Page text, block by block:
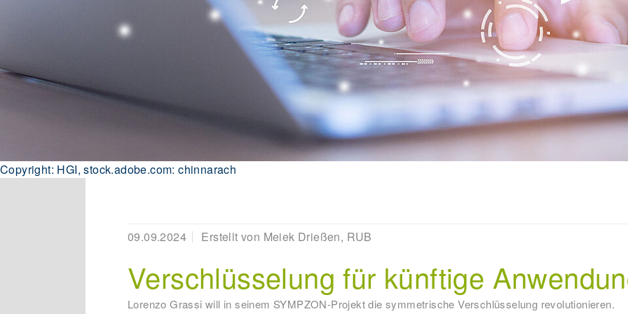
Copyright: HGI, stock.adobe.com: chinnarach
09.09.2024 Erstellt von Meiek Drießen, RUB
Verschlüsselung für künftige
Lorenzo Grassi will in seinem SYMPZON-Projekt die symmetrische Verschlüsselung revolutionieren.